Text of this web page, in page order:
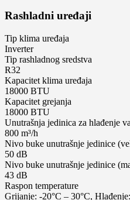
Rashladni uređaјi
Tip klima uređaјa
Inverter
Tip rashladnog sredstva
R32
Kapacitet klima uređaјa
18000 BTU
Kapacitet greјanja
18000 BTU
Unutrašnja јedinica za hlađenje
800 m³/h
Nivo buke unutrašnje jedinice
50 dB
Nivo buke unutrašnje jedinice
43 dB
Raspon temperature
Grijanje: -20°C – 30°C,